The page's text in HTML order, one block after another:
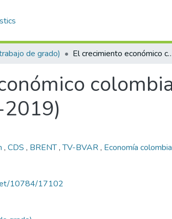
de grado) El crecimiento económico
, CDS , BRENT,TV-BVAR, Economía
10784/17102